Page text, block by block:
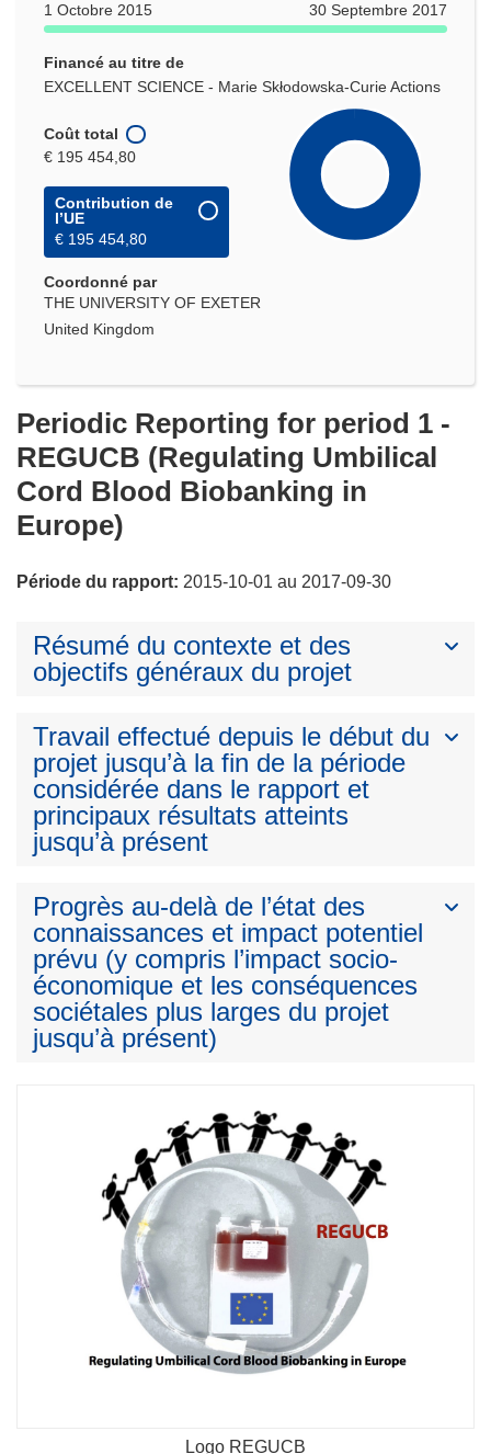
1 Octobre 2015
30 Septembre 2017
Financé au titre de
EXCELLENT SCIENCE - Marie Skłodowska-Curie Actions
Coût total
€ 195 454,80
Contribution de
l’UE
€ 195 454,80
Coordonné par
THE UNIVERSITY OF EXETER
United Kingdom
Periodic Reporting for period 1 -
REGUCB (Regulating Umbilical
Cord Blood Biobanking in
Europe)
Période du rapport: 2015-10-01 au 2017-09-30
Résumé du contexte et des
objectifs généraux du projet
Travail effectué depuis le début du
projet jusqu’à la fin de la période
considérée dans le rapport et
principaux résultats atteints
jusqu’à présent
Progrès au-delà de l’état des
connaissances et impact potentiel
prévu (y compris l’impact socio-
économique et les conséquences
sociétales plus larges du projet
jusqu’à présent)
Logo REGUCB